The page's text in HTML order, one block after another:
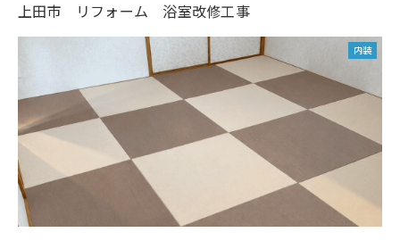
上田市 リフォーム 浴室改修工事
内装